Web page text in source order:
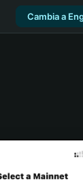
Cambia a